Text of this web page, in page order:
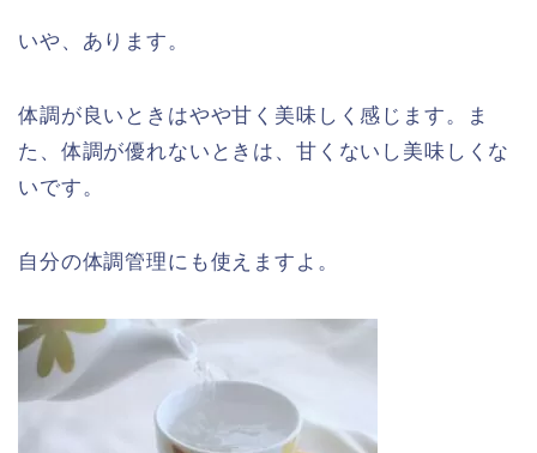
いや、あります。
体調が良いときはやや甘く美味しく感じます。ま
た、体調が優れないときは、甘くないし美味しくな
いです。
自分の体調管理にも使えますよ。